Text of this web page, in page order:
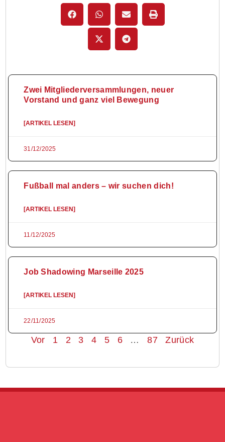
Zwei Mitgliederversammlungen, neuer
Vorstand und ganz viel Bewegung
[ARTIKEL LESEN]
31/12/2025
Fußball mal anders – wir suchen dich!
[ARTIKEL LESEN]
11/12/2025
Job Shadowing Marseille 2025
[ARTIKEL LESEN]
22/11/2025
Vor 1 2 3 4 5 6 … 87 Zurück